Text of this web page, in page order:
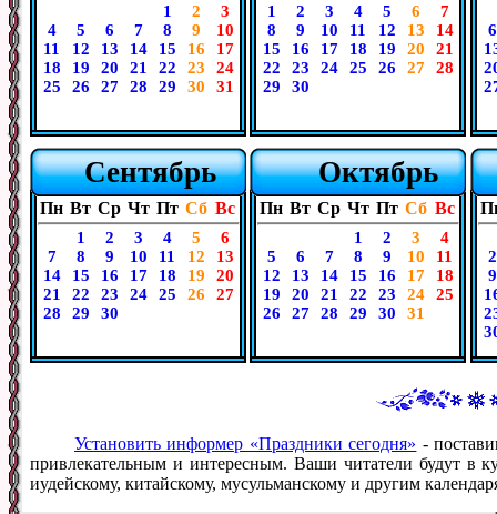
1 2
3
4
5 6 7 8 9
10
11
12 13 14 15 16
17
18
19 20 21 22 23
24
25
26 27 28 29 30 31
1 2 3 4 5 6
7
8
9 10 11 12 13
14
15
16 17 18 19 20
21
22
23 24 25 26 27
28
29
30
6
Сентябрь
Пн Вт Ср Чт Пт Сб Вс
1 2 3 4 5
6
7
8 9 10 11 12
13
14
15 16 17 18 19
20
21
22 23 24 25 26
27
28
29 30
Октябрь
Пн Вт Ср Чт Пт Сб Вс
1 2 3
4
5
6 7 8 9 10
11
12
13 14 15 16 17
18
19
20 21 22 23 24
25
26
27 28 29 30 31
2
9
Установить информер «Праздники сегодня» -
привлекательным и интересным. Ваши читатели будут в
иудейскому, китайскому, мусульманскому и другим